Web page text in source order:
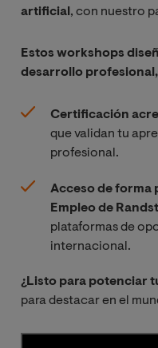
la tecnología
El salto digital:
difusión de la
científica en
los nuevos
medios de
social
promoción de
la cultura
artificial , con nuestro
Estos workshops
desarrollo
Certificación
que validan tu
profesional.
Acceso de forma
Empleo de
plataformas de
internacional.
¿Listo para potenciar
para destacar en el